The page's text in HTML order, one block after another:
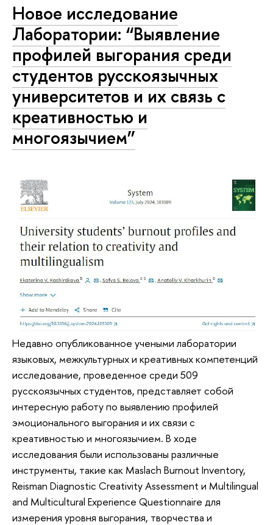
Новое исследование
Лаборатории: “Выявление
профилей выгорания среди
студентов русскоязычных
университетов и их связь с
креативностью и
многоязычием”
Недавно опубликованное учеными лаборатории
языковых, межкультурных и креативных компетенций
исследование, проведенное среди 509
русскоязычных студентов, представляет собой
интересную работу по выявлению профилей
эмоционального выгорания и их связи с
креативностью и многоязычием. В ходе
исследования были использованы различные
инструменты, такие как Maslach Burnout Inventory,
Reisman Diagnostic Creativity Assessment и Multilingual
and Multicultural Experience Questionnaire для
измерения уровня выгорания, творчества и